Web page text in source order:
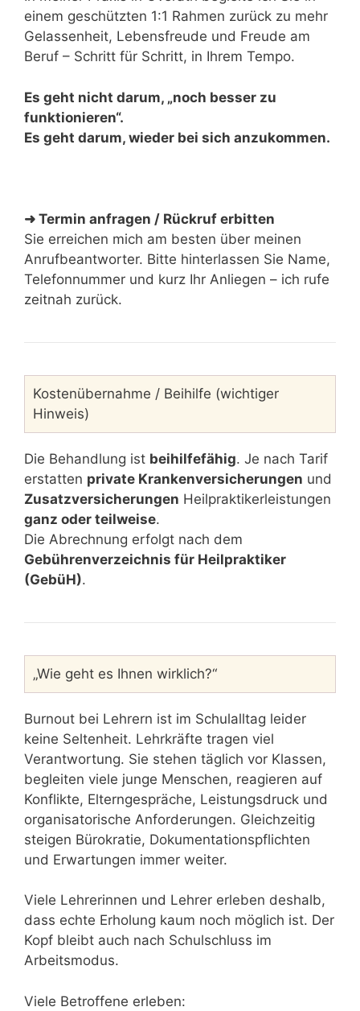
einem geschützten 1:1 Rahmen zurück zu mehr
Gelassenheit, Lebensfreude und Freude am
Beruf – Schritt für Schritt, in Ihrem Tempo.
Es geht nicht darum, „noch besser zu
funktionieren“.
Es geht darum, wieder bei sich anzukommen.
➜ Termin anfragen / Rückruf erbitten
Sie erreichen mich am besten über meinen
Anrufbeantworter. Bitte hinterlassen Sie Name,
Telefonnummer und kurz Ihr Anliegen – ich rufe
zeitnah zurück.
Kostenübernahme / Beihilfe (wichtiger
Hinweis)
Die Behandlung ist beihilfefähig. Je nach Tarif
erstatten private Krankenversicherungen und
Zusatzversicherungen Heilpraktikerleistungen
ganz oder teilweise.
Die Abrechnung erfolgt nach dem
Gebührenverzeichnis für Heilpraktiker
(GebüH).
„Wie geht es Ihnen wirklich?“
Burnout bei Lehrern ist im Schulalltag leider
keine Seltenheit. Lehrkräfte tragen viel
Verantwortung. Sie stehen täglich vor Klassen,
begleiten viele junge Menschen, reagieren auf
Konflikte, Elterngespräche, Leistungsdruck und
organisatorische Anforderungen. Gleichzeitig
steigen Bürokratie, Dokumentationspflichten
und Erwartungen immer weiter.
Viele Lehrerinnen und Lehrer erleben deshalb,
dass echte Erholung kaum noch möglich ist. Der
Kopf bleibt auch nach Schulschluss im
Arbeitsmodus.
Viele Betroffene erleben: